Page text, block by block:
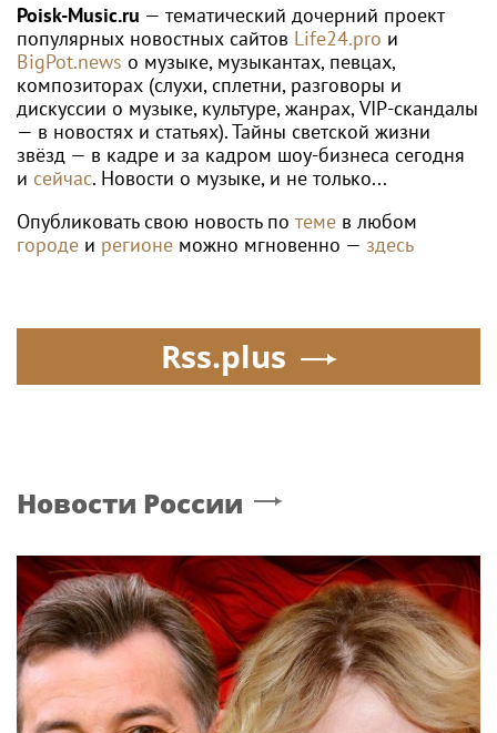
Poisk-Music.ru — тематический дочерний проект
популярных новостных сайтов Life24.pro и
BigPot.news о музыке, музыкантах, певцах,
композиторах (слухи, сплетни, разговоры и
дискуссии о музыке, культуре, жанрах, VIP-скандалы
— в новостях и статьях). Тайны светской жизни
звёзд — в кадре и за кадром шоу-бизнеса сегодня
и сейчас. Новости о музыке, и не только...
Опубликовать свою новость по теме в любом
городе и регионе можно мгновенно — здесь
Rss.plus
Новости России